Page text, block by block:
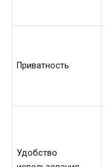
Приватность
Удобство